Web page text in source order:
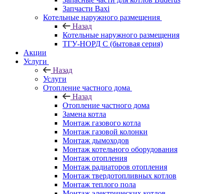
Запчасти Baxi
Котельные наружного размещения
Назад
Котельные наружного размещения
ТГУ-НОРД С (бытовая серия)
Акции
Услуги
Назад
Услуги
Отопление частного дома
Назад
Отопление частного дома
Замена котла
Монтаж газового котла
Монтаж газовой колонки
Монтаж дымоходов
Монтаж котельного оборудования
Монтаж отопления
Монтаж радиаторов отопления
Монтаж твердотопливных котлов
Монтаж теплого пола